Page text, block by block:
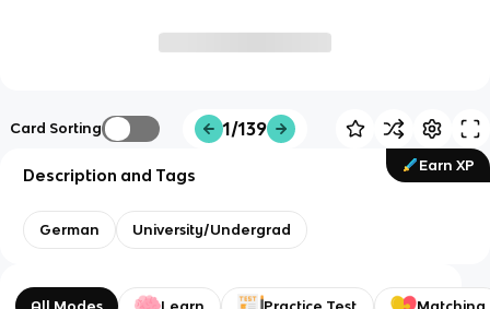
Card Sorting 1/139
Earn XP
Description and Tags
German University/Undergrad